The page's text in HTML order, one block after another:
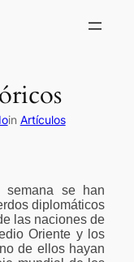
in Artículos
semana se han
diplomáticos
las naciones de
Oriente y los
de ellos hayan